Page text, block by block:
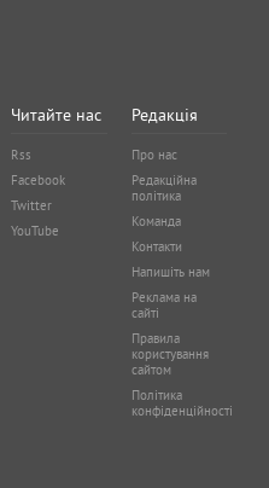
Читайте нас
Rss
Facebook
Twitter
YouTube
Редакція
Про нас
Редакційна
політика
Команда
Контакти
Напишіть нам
Реклама на
сайті
Правила
користування
сайтом
Політика
конфіденційності